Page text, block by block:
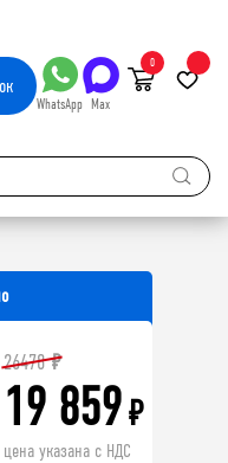
WhatsApp Max
0
26478 ₽
19 859₽
цена указана с НДС